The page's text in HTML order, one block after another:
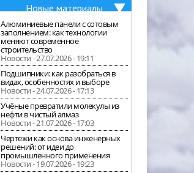
Новые материалы
Алюминиевые панели с сотовым
заполнением: как технологии
меняют современное
строительство
Новости - 27.07.2026 - 19:11
Подшипники: как разобраться в
видах, особенностях и выборе
Новости - 24.07.2026 - 17:13
Учёные превратили молекулы из
нефти в чистый алмаз
Новости - 21.07.2026 - 17:03
Чертежи как основа инженерных
решений: от идеи до
промышленного применения
Новости - 19.07.2026 - 19:23